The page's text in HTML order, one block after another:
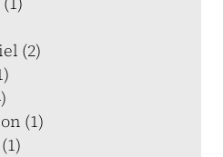
(2)
(1)